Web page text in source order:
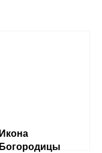
Икона
Богородицы